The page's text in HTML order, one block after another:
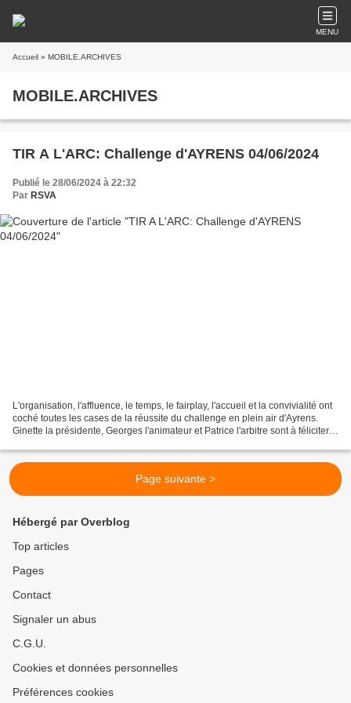
MENU
Accueil » MOBILE.ARCHIVES
MOBILE.ARCHIVES
TIR A L'ARC: Challenge d'AYRENS 04/06/2024
Publié le 28/06/2024 à 22:32
Par RSVA
L'organisation, l'affluence, le temps, le fairplay, l'accueil et la convivialité ont
coché toutes les cases de la réussite du challenge en plein air d'Ayrens.
Ginette la présidente, Georges l'animateur et Patrice l'arbitre sont à féliciter
Page suivante >
Hébergé par Overblog
Top articles
Pages
Contact
Signaler un abus
C.G.U.
Cookies et données personnelles
Préférences cookies